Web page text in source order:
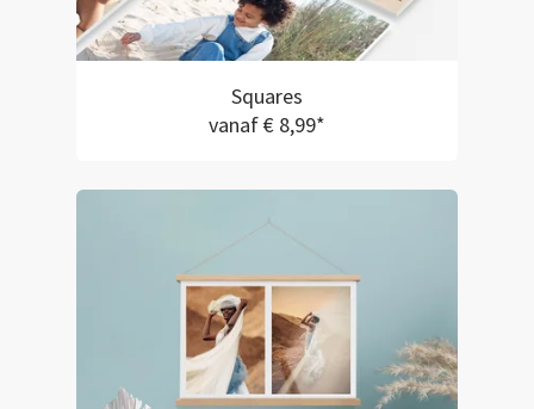
Squares
vanaf € 8,99*